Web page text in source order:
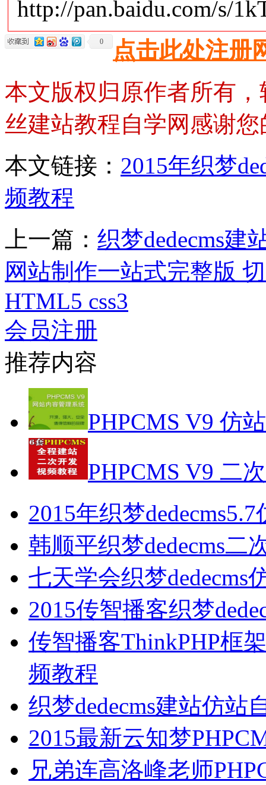
http://pan.baidu.com/s/
点击此处注册
0
本文版权归原作者所有
丝建站教程自学网感谢
本文链接： 2015年织梦
频教程
上一篇： 织梦dedecms建
网站制作一站式完整版
HTML5 css3
会员注册
推荐内容
PHPCMS V9 仿
PHPCMS V9 二
2015年织梦
韩顺平织梦dedecms二
七天学会织梦dedecms
2015传智播客织梦
传智播客ThinkPHP框
频教程
织梦dedecms建站仿站
2015最新云知梦
兄弟连高洛峰老师